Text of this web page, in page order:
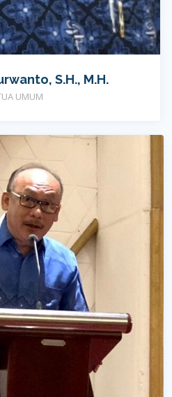
S.H., M.H.
UMUM